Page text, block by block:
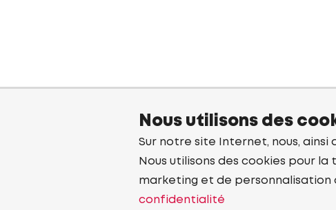
Nous utilisons des
Sur notre site Internet, nous, ainsi
Nous utilisons des cookies pour
marketing et de personnalisation
confidentialité